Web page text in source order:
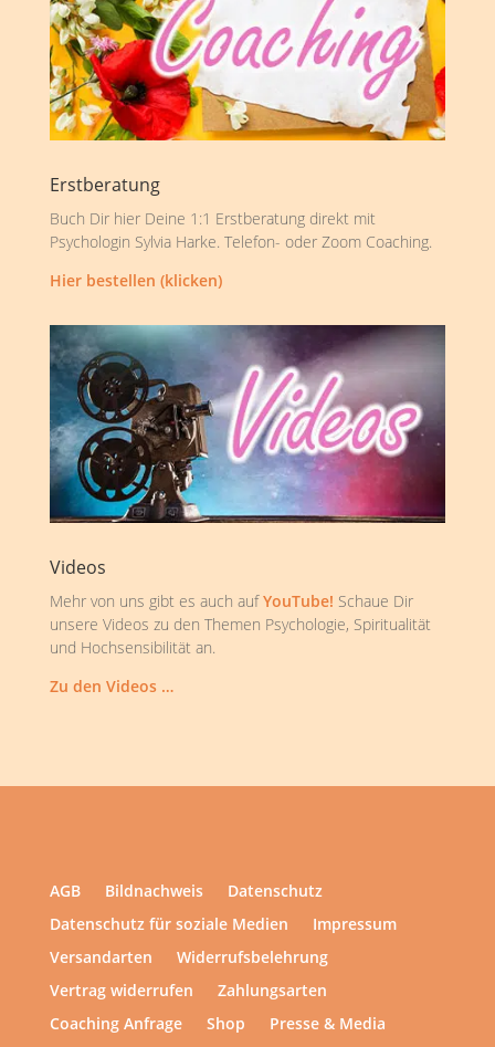
Erstberatung
Buch Dir hier Deine 1:1 Erstberatung direkt mit
Psychologin Sylvia Harke. Telefon- oder Zoom Coaching.
Hier bestellen (klicken)
Videos
Mehr von uns gibt es auch aufYouTube! Schaue Dir
unsere Videos zu den Themen Psychologie, Spiritualität
und Hochsensibilität an.
Zu den Videos …
AGB Bildnachweis
Datenschutz
Datenschutz für soziale Medien
Impressum
Versandarten
Widerrufsbelehrung
Vertrag widerrufen
Zahlungsarten
Coaching Anfrage
Shop
Presse & Media